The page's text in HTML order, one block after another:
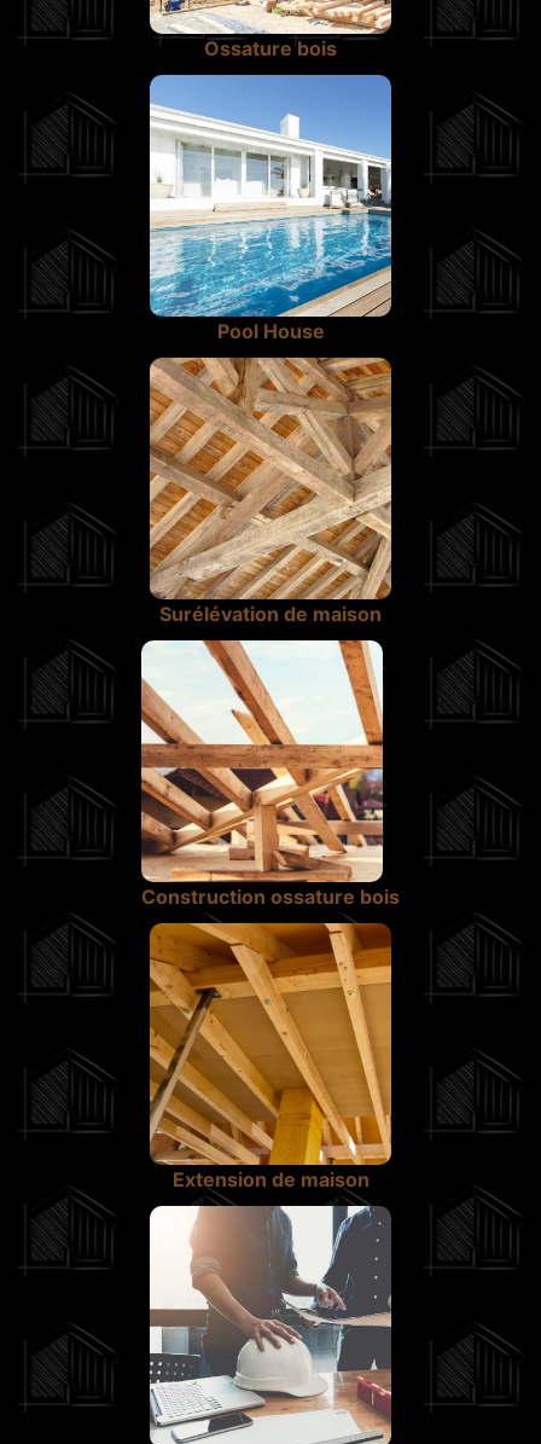
Ossature bois
Pool House
Surélévation de maison
Construction ossature bois
Extension de maison